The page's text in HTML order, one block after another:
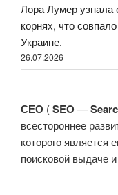
Лора Лумер узнала
корнях, что
Украине.
26.07.2026
СЕО (SEO —
всестороннее
которого является
поисковой выдаче